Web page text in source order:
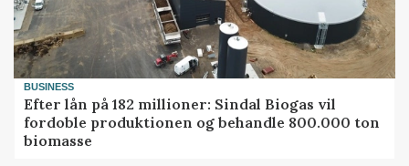
BUSINESS
Efter lån på 182 millioner: Sindal Biogas vil
fordoble produktionen og behandle 800.000 ton
biomasse